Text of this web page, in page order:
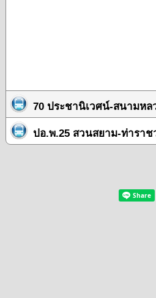
70 ประชานิเวศน์-สนามหล
ปอ.พ.25 สวนสยาม-ท่าราช